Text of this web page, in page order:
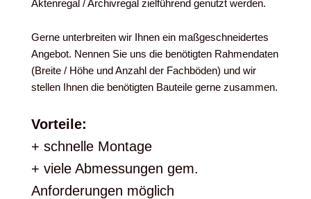
Aktenregal / Archivregal zielführend genutzt werden.
Gerne unterbreiten wir Ihnen ein maßgeschneidertes
Angebot. Nennen Sie uns die benötigten Rahmendaten
(Breite / Höhe und Anzahl der Fachböden) und wir
stellen Ihnen die benötigten Bauteile gerne zusammen.
Vorteile:
+ schnelle Montage
+ viele Abmessungen gem.
Anforderungen möglich